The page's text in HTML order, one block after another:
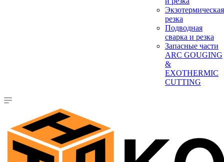
Экзотермическая
резка
Подводная
сварка и резка
Запасные части
ARC GOUGING
&
EXOTHERMIC
CUTTING